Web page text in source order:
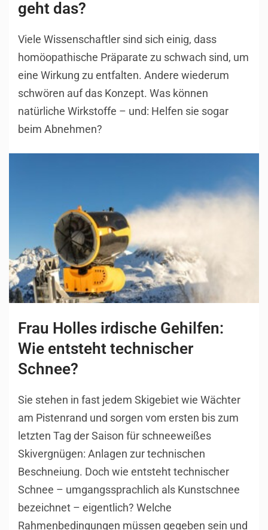
geht das?
Viele Wissenschaftler sind sich einig, dass
homöopathische Präparate zu schwach sind, um
eine Wirkung zu entfalten. Andere wiederum
schwören auf das Konzept. Was können
natürliche Wirkstoffe – und: Helfen sie sogar
beim Abnehmen?
Frau Holles irdische Gehilfen:
Wie entsteht technischer
Schnee?
Sie stehen in fast jedem Skigebiet wie Wächter
am Pistenrand und sorgen vom ersten bis zum
letzten Tag der Saison für schneeweißes
Skivergnügen: Anlagen zur technischen
Beschneiung. Doch wie entsteht technischer
Schnee – umgangssprachlich als Kunstschnee
bezeichnet – eigentlich? Welche
Rahmenbedingungen müssen gegeben sein und